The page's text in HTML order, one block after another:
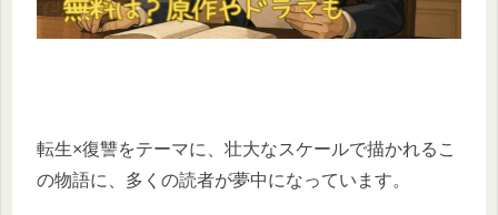
転生×復讐をテーマに、壮大なスケールで描かれるこ
の物語に、多くの読者が夢中になっています。